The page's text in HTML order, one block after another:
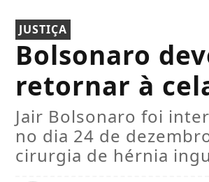
JUSTIÇA
Bolsonaro
retornar à
Jair Bolsonaro foi
no dia 24 de
cirurgia de hérnia